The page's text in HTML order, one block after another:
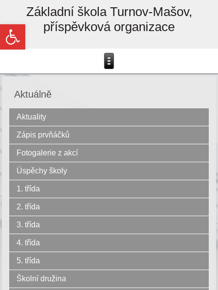
Open toolbar
Základní škola Turnov-Mašov,
příspěvková organizace
Aktuálně
Aktuality
Zápis prvňáčků
Fotogalerie z akcí
Úspěchy školy
1. třída
2. třída
3. třída
4. třída
5. třída
Školní družina